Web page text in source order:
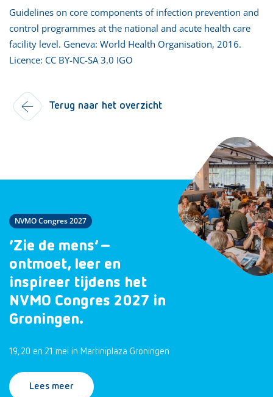
Guidelines on core components of infection prevention and
control programmes at the national and acute health care
facility level. Geneva: World Health Organisation, 2016.
Licence: CC BY-NC-SA 3.0 IGO
Terug naar het overzicht
NVMO Congres 2027
‘Zie de mens’ –
ontmoet, leer en
inspireer tijdens het
NVMO Congres 2027 in
Groningen.
19, 20 en 21 mei in Martiniplaza Groningen
Lees meer